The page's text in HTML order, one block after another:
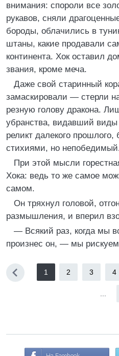
внимания: спороли все
рукавов, сняли
бороды, облачились в
штаны, какие продавали
континента. Хок оставил
звания, кроме меча.
Даже свой старинный
замаскировали — стерли
резную голову дракона.
убранства, видавший виды
реликт далекого
стихиями, но
При этой мысли
Хока: ведь то же самое
самом.
Он тряхнул головой,
размышления, и вперил
— Всякий раз, когда мы
произнес он, — мы рискуем
1 2 3 4